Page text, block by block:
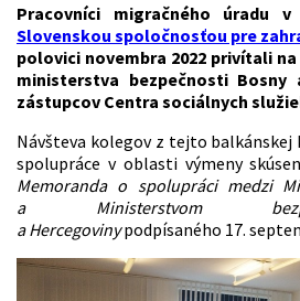
Pracovníci migračného úradu
Slovenskou spoločnosťou pre
polovici novembra 2022 privítali
ministerstva bezpečnosti
zástupcov Centra sociálnych
Návšteva kolegov z tejto balkánskej
spolupráce v oblasti výmeny
Memoranda o spolupráci medzi
a Ministerstvom
a Hercegovinypodpísaného 17.